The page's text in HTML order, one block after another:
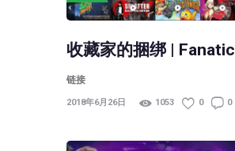
收藏家的捆绑 |
链接
2018年6月26日 1053 0 0